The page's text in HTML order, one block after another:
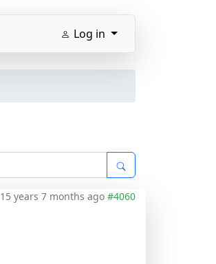
Log in
15 years 7 months ago #4060